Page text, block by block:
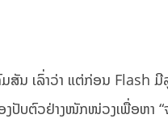
ເລົ່າວ່າ ແຕ່ກ່ອນ Flash
ງປັບຕົວຢ່າງໜັກໜ່ວງເພື່ອຫາ